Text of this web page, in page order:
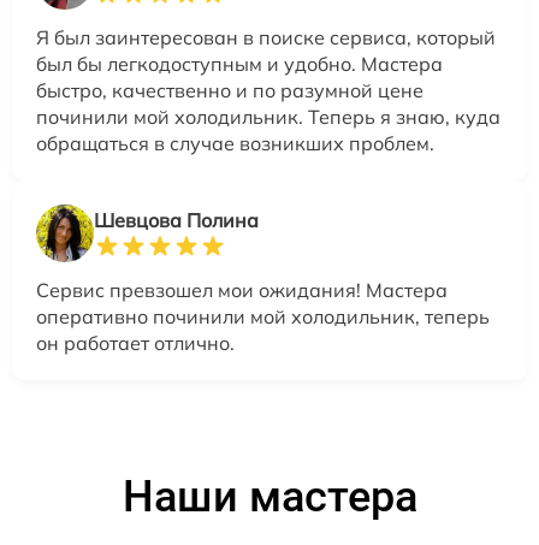
Я был заинтересован в поиске сервиса, который
был бы легкодоступным и удобно. Мастера
быстро, качественно и по разумной цене
починили мой холодильник. Теперь я знаю, куда
обращаться в случае возникших проблем.
Шевцова Полина
Сервис превзошел мои ожидания! Мастера
оперативно починили мой холодильник, теперь
он работает отлично.
Наши мастера